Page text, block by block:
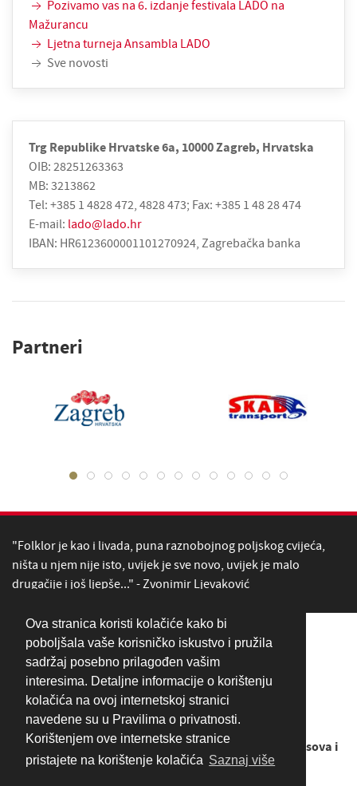
Ova stranica koristi kolačiće kako bi
poboljšala vaše korisničko iskustvo i pružila
sadržaj posebno prilagođen vašim
interesima. Detaljne informacije o korištenju
kolačića na ovoj internetskoj stranici
navedene su u Pravilima o privatnosti.
Korištenjem ove internetske stranice
pristajete na korištenje kolačića Saznaj više
Pozivamo vas na 6. izdanje festivala LADO na
Mažurancu
Ljetna turneja Ansambla LADO
Sve novosti
Trg Republike Hrvatske 6a, 10000 Zagreb, Hrvatska
OIB: 28251263363
MB: 3213862
Tel: +385 1 4828 472, 4828 473; Fax: +385 1 48 28 474
E-mail: lado@lado.hr
IBAN: HR6123600001101270924, Zagrebačka banka
Partneri
"Folklor je kao i livada, puna raznobojnog poljskog cvijeća,
ništa u njem nije isto, uvijek je sve novo, uvijek je malo
drugačije i još ljepše..." - Zvonimir Ljevaković
Copyright © 1949. - 2026LADO - Ansambl narodnih plesova i
pjesama Hrvatske